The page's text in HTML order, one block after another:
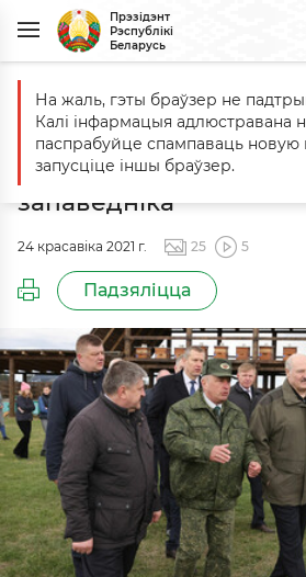
Прэзідэнт
Рэспублікі
Беларусь
Галоўная Падзеі Наведванне
Наведванне
радыяцыйна-
запаведніка
24 красавіка 2021 г. 25 5
Падзяліцца
На жаль, гэты браўзер не
Калі інфармацыя адлюстравана
паспрабуйце спампаваць новую
запусціце іншы браўзер.